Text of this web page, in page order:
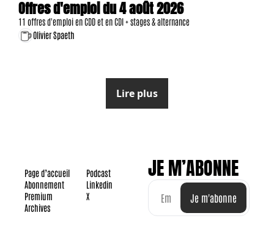
Offres d'emploi du 4 août 2026
11 offres d'emploi en CDD et en CDI + stages & alternance
Olivier Spaeth
Lire plus
Page d’accueil
Abonnement
Premium
Archives
Podcast
Linkedin
X
JE M’ABONNE
Je m'abonne